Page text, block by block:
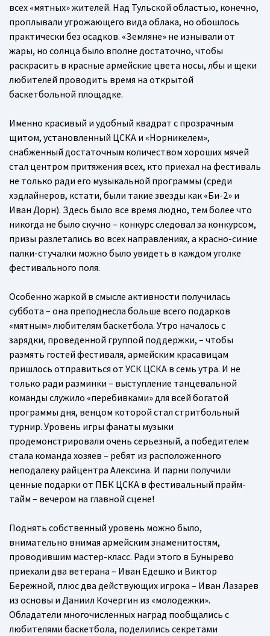
всех «мятных» жителей. Над Тульской областью, конечно,
проплывали угрожающего вида облака, но обошлось
практически без осадков. «Земляне» не изнывали от
жары, но солнца было вполне достаточно, чтобы
раскрасить в красные армейские цвета носы, лбы и щеки
любителей проводить время на открытой
баскетбольной площадке.
Именно красивый и удобный квадрат с прозрачным
щитом, установленный ЦСКА и «Норникелем»,
снабженный достаточным количеством хороших мячей
стал центром притяжения всех, кто приехал на фестиваль
не только ради его музыкальной программы (среди
хэдлайнеров, кстати, были такие звезды как «Би-2» и
Иван Дорн). Здесь было все время людно, тем более что
никогда не было скучно – конкурс следовал за конкурсом,
призы разлетались во всех направлениях, а красно-синие
палки-стучалки можно было увидеть в каждом уголке
фестивального поля.
Особенно жаркой в смысле активности получилась
суббота – она преподнесла больше всего подарков
«мятным» любителям баскетбола. Утро началось с
зарядки, проведенной группой поддержки, – чтобы
размять гостей фестиваля, армейским красавицам
пришлось отправиться от УСК ЦСКА в семь утра. И не
только ради разминки – выступление танцевальной
команды служило «перебивками» для всей богатой
программы дня, венцом которой стал стритбольный
турнир. Уровень игры фанаты музыки
продемонстрировали очень серьезный, а победителем
стала команда хозяев – ребят из расположенного
неподалеку райцентра Алексина. И парни получили
ценные подарки от ПБК ЦСКА в фестивальный прайм-
тайм – вечером на главной сцене!
Поднять собственный уровень можно было,
внимательно внимая армейским знаменитостям,
проводившим мастер-класс. Ради этого в Бунырево
приехали два ветерана – Иван Едешко и Виктор
Бережной, плюс два действующих игрока – Иван Лазарев
из основы и Даниил Кочергин из «молодежки».
Обладатели многочисленных наград пообщались с
любителями баскетбола, поделились секретами